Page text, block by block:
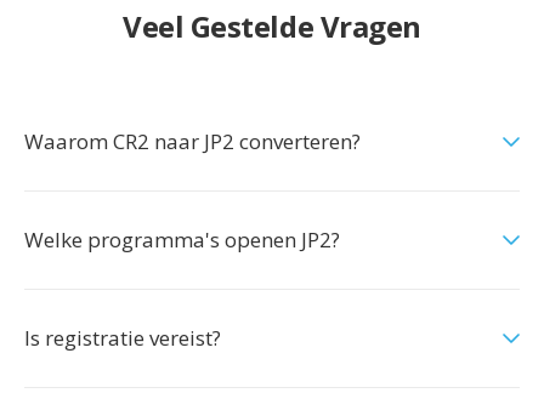
Veel Gestelde Vragen
Waarom CR2 naar JP2 converteren?
Welke programma's openen JP2?
Is registratie vereist?